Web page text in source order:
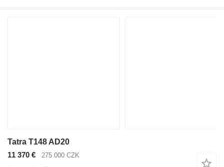
Tatra T148 AD20
11 370 €
275 000 CZK